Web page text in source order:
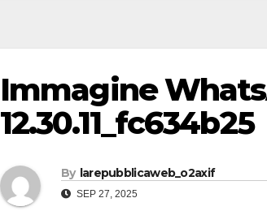
Immagine
12.30.11_fc634b25
By larepubblicaweb_o2axif
SEP 27, 2025